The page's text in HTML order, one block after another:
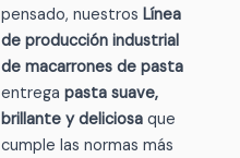
pensado, nuestros Línea
de producción industrial
de macarrones de pasta
entrega pasta suave,
brillante y deliciosaque
cumple las normas más